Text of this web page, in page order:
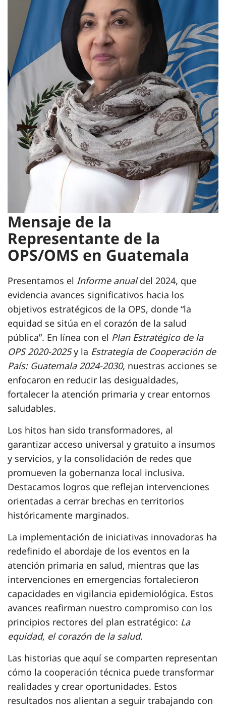
Mensaje de la
Representante de la
OPS/OMS en Guatemala
Presentamos el Informe anualdel 2024, que
evidencia avances significativos hacia los
objetivos estratégicos de la OPS, donde “la
equidad se sitúa en el corazón de la salud
pública”. En línea con el Plan Estratégico de la
OPS 2020-2025y la Estrategia de Cooperación de
País: Guatemala 2024-2030, nuestras acciones se
enfocaron en reducir las desigualdades,
fortalecer la atención primaria y crear entornos
saludables.
Los hitos han sido transformadores, al
garantizar acceso universal y gratuito a insumos
y servicios, y la consolidación de redes que
promueven la gobernanza local inclusiva.
Destacamos logros que reflejan intervenciones
orientadas a cerrar brechas en territorios
históricamente marginados.
La implementación de iniciativas innovadoras ha
redefinido el abordaje de los eventos en la
atención primaria en salud, mientras que las
intervenciones en emergencias fortalecieron
capacidades en vigilancia epidemiológica. Estos
avances reafirman nuestro compromiso con los
principios rectores del plan estratégico: La
equidad, el corazón de la salud.
Las historias que aquí se comparten representan
cómo la cooperación técnica puede transformar
realidades y crear oportunidades. Estos
resultados nos alientan a seguir trabajando con